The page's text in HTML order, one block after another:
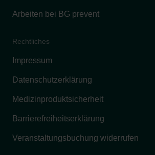
Arbeiten bei BG prevent
Rechtliches
Impressum
Datenschutzerklärung
Medizinproduktsicherheit
Barrierefreiheitserklärung
Veranstaltungsbuchung widerrufen